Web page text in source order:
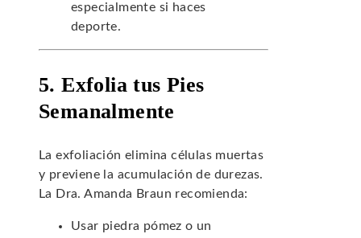
especialmente si haces
deporte.
5. Exfolia tus Pies
Semanalmente
La exfoliación elimina células muertas
y previene la acumulación de durezas.
La Dra. Amanda Braun recomienda:
Usar piedra pómez o un